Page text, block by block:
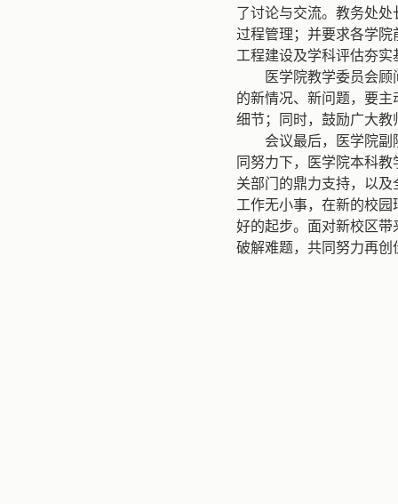
了讨论与交流。教务处
过程管理；并要求各学院
工程建设及学科评估夯
医学院教学委员会
的新情况、新问题，要
细节；同时，鼓励广大
会议最后，医学院
同努力下，医学院本科
关部门的鼎力支持，以
工作无小事，在新的校
好的起步。面对新校区
破解难题，共同努力再创